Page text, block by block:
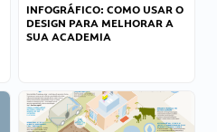
INFOGRÁFICO: COMO USAR O
DESIGN PARA MELHORAR A
SUA ACADEMIA